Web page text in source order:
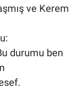
ve Kerem
durumu ben